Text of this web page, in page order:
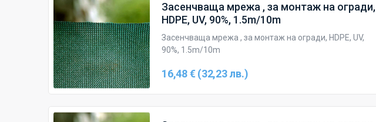
Засенчваща мрежа , за монтаж на огради,
HDPE, UV, 90%, 1.5m/10m
Засенчваща мрежа , за монтаж на огради, HDPE, UV,
90%, 1.5m/10m
16,48 € (32,23 лв.)